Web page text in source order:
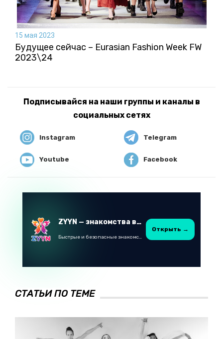
15 мая 2023
Будущее сейчас – Eurasian Fashion Week FW
2023\24
Подписывайся на наши группы и каналы в
социальных сетях
Instagram Telegram
Youtube Facebook
ZYYN — знакомства в Казахстане
Быстрые и безопасные знакомства в Telegram
Открыть →
СТАТЬИ ПО ТЕМЕ